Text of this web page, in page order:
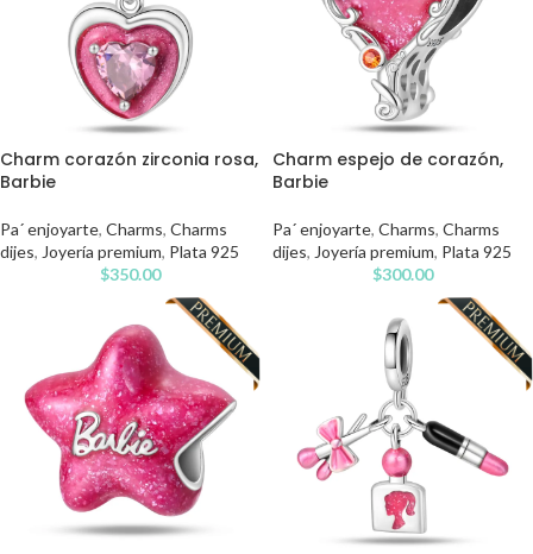
Charm corazón zirconia rosa,
Barbie
Pa´ enjoyarte, Charms, Charms
dijes, Joyería premium, Plata 925
$350.00
Charm espejo de corazón,
Barbie
Pa´ enjoyarte, Charms, Charms
dijes, Joyería premium, Plata 925
$300.00